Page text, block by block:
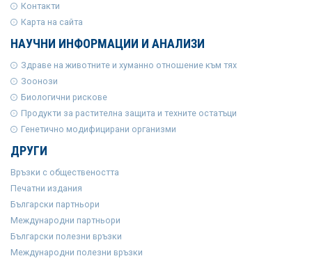
Контакти
Карта на сайта
НАУЧНИ ИНФОРМАЦИИ И АНАЛИЗИ
Здраве на животните и хуманно отношение към тях
Зоонози
Биологични рискове
Продукти за растителна защита и техните остатъци
Генетично модифицирани организми
ДРУГИ
Връзки с обществеността
Печатни издания
Български партньори
Международни партньори
Български полезни връзки
Международни полезни връзки